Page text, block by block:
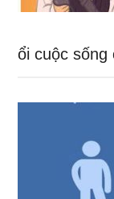
ổi cuộc sống